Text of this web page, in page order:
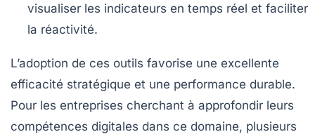
visualiser les indicateurs en temps réel et faciliter
la réactivité.
L’adoption de ces outils favorise une excellente
efficacité stratégique et une performance durable.
Pour les entreprises cherchant à approfondir leurs
compétences digitales dans ce domaine, plusieurs